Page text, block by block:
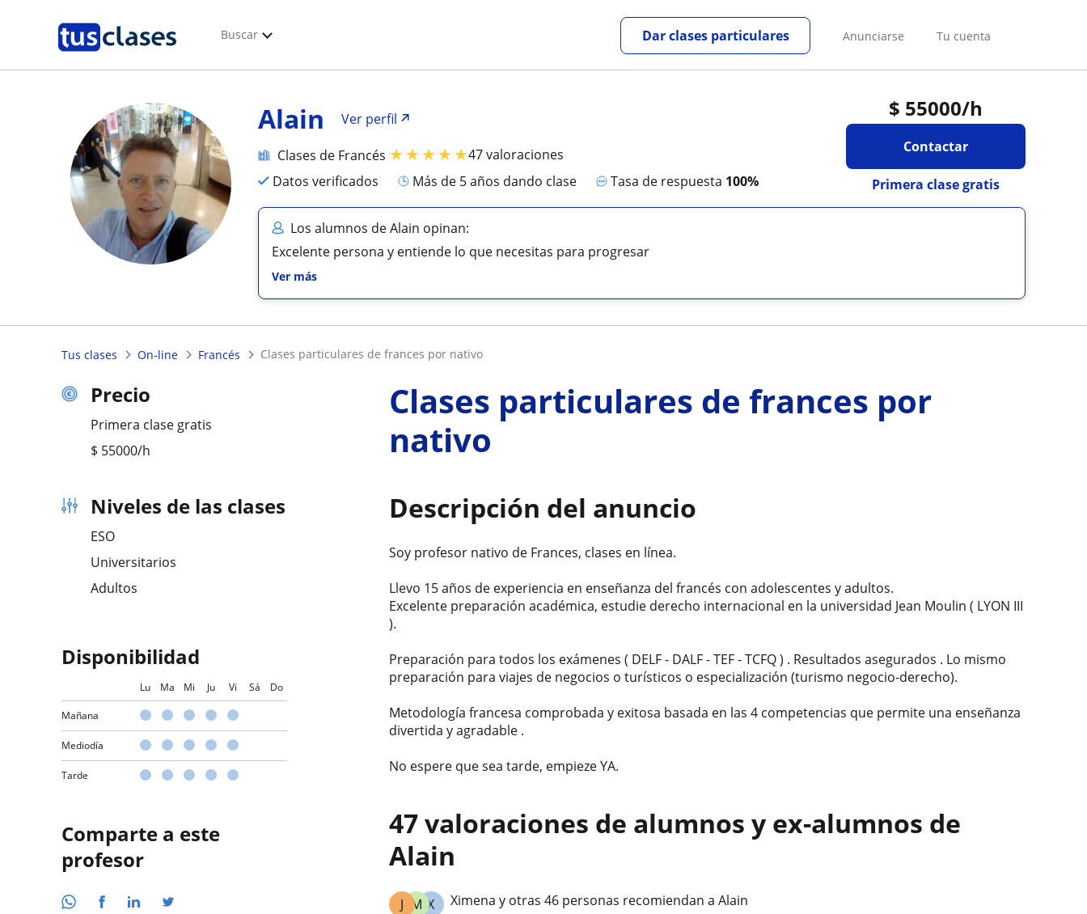
Buscar Anunciarse Tu cuenta
Dar clases particulares
$ 55000/h
Contactar
Primera clase gratis
Alain Ver perfil
Clases de Francés ★★★★★47 valoraciones
Datos verificados
más de 5 años dando clase Tasa de respuesta 100%
Los alumnos de Alain opinan:
Excelente persona y entiende lo que necesitas para progresar
Ver más
Tus clases On-line Francés clases particulares de frances por nativo
Precio
Primera clase gratis
$ 55000/h
Niveles de las clases
ESO
Universitarios
Adultos
Disponibilidad
Lu Ma Mi Ju Vi Sá Do
Mañana
Mediodía
Tarde
Comparte a este
profesor
Clases particulares de frances por
nativo
Descripción del anuncio
Soy profesor nativo de Frances, clases en línea.
Llevo 15 años de experiencia en enseñanza del francés con adolescentes y adultos.
Excelente preparación académica, estudie derecho internacional en la universidad Jean Moulin ( LYON III
).
Preparación para todos los exámenes ( DELF - DALF - TEF - TCFQ ) . Resultados asegurados . Lo mismo
preparación para viajes de negocios o turísticos o especialización (turismo negocio-derecho).
Metodología francesa comprobada y exitosa basada en las 4 competencias que permite una enseñanza
divertida y agradable .
No espere que sea tarde, empieze YA.
47 valoraciones de alumnos y ex-alumnos de
Alain
X
M
J Ximena y otras 46 personas recomiendan a Alain